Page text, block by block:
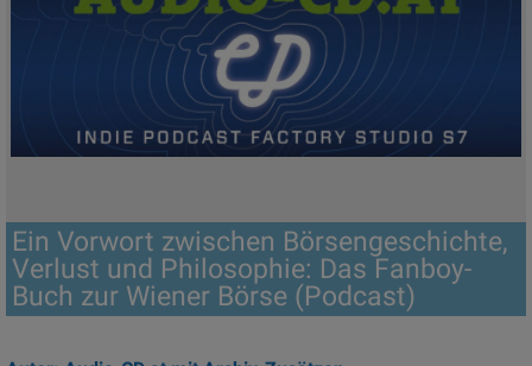
Ein Vorwort zwischen Börsengeschichte,
Verlust und Philosophie: Das Fanboy-
Buch zur Wiener Börse (Podcast)